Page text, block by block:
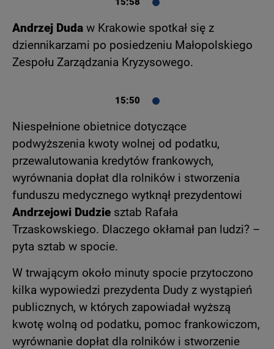
Andrzej Duda w Krakowie spotkał się z
dziennikarzami po posiedzeniu Małopolskiego
Zespołu Zarządzania Kryzysowego.
15:50
Niespełnione obietnice dotyczące
podwyższenia kwoty wolnej od podatku,
przewalutowania kredytów frankowych,
wyrównania dopłat dla rolników i stworzenia
funduszu medycznego wytknął prezydentowi
Andrzejowi Dudzie sztab Rafała
Trzaskowskiego. Dlaczego okłamał pan ludzi? –
pyta sztab w spocie.
W trwającym około minuty spocie przytoczono
kilka wypowiedzi prezydenta Dudy z wystąpień
publicznych, w których zapowiadał wyższą
kwotę wolną od podatku, pomoc frankowiczom,
wyrównanie dopłat dla rolników i stworzenie